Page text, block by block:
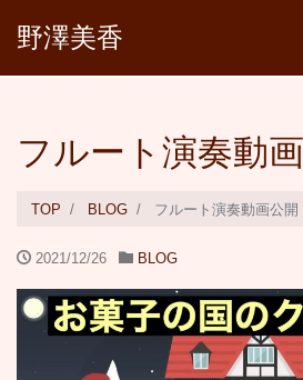
野澤美香
フルート演奏動画
TOP BLOG フルート演奏動画公開
2021/12/26 BLOG